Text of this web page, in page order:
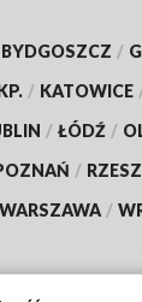
BYDGOSZCZ /
/ KATOWICE
/ ŁÓDŹ /
/
WARSZAWA /